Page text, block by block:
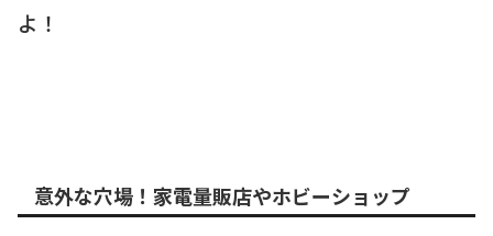
よ！
意外な穴場！家電量販店やホビーショップ